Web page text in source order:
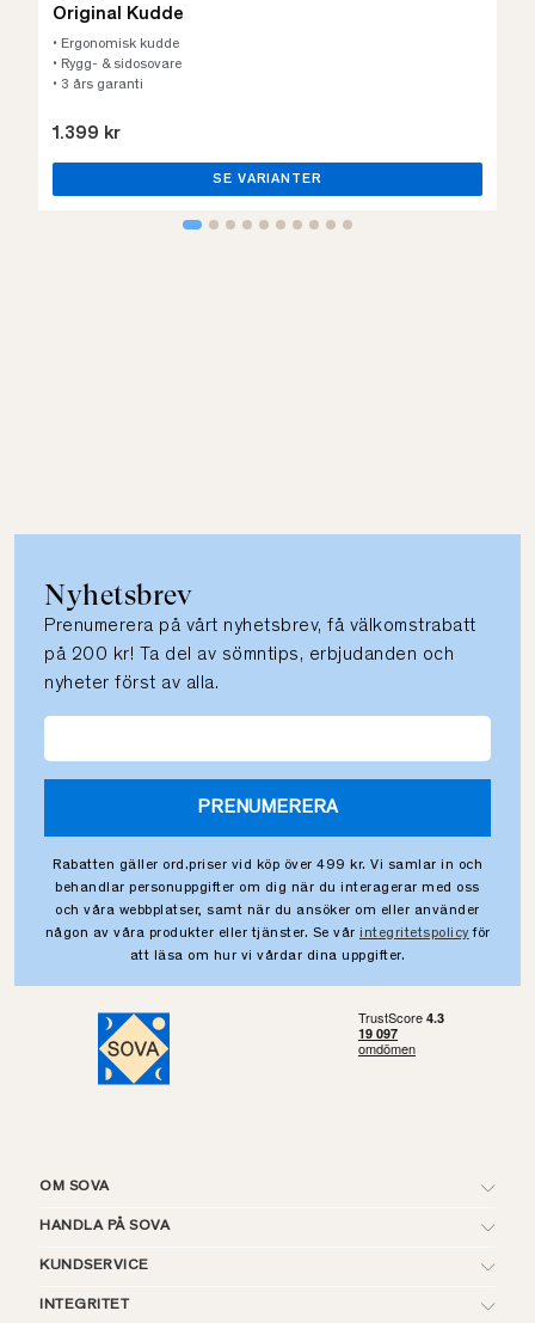
Original Kudde
• Ergonomisk kudde
• Rygg- & sidosovare
• 3 års garanti
1.399 kr
SE VARIANTER
Nyhetsbrev
Prenumerera på vårt nyhetsbrev, få välkomstrabatt
på 200 kr! Ta del av sömntips, erbjudanden och
nyheter först av alla.
PRENUMERERA
Rabatten gäller ord.priser vid köp över 499 kr. Vi samlar in och
behandlar personuppgifter om dig när du interagerar med oss
och våra webbplatser, samt när du ansöker om eller använder
någon av våra produkter eller tjänster. Se vår integritetspolicy för
att läsa om hur vi vårdar dina uppgifter.
OM SOVA
HANDLA PÅ SOVA
KUNDSERVICE
INTEGRITET